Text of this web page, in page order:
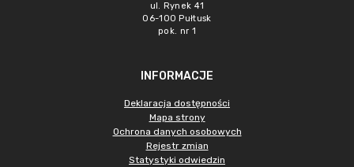
ul. Rynek 41
06-100 Pułtusk
pok. nr 1
INFORMACJE
Deklaracja dostępności
Mapa strony
Ochrona danych osobowych
Rejestr zmian
Statystyki odwiedzin